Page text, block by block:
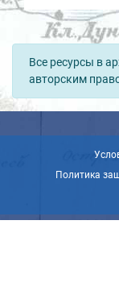
Все ресурсы в
авторским
Политика